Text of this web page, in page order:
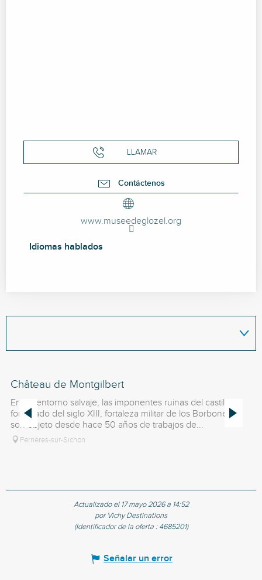
LLAMAR
Contáctenos
www.museedeglozel.org
Idiomas hablados
Idiomas hablados
Château de Montgilbert
En un entorno salvaje, las imponentes ruinas del castillo
fortificado del siglo XIII, fortaleza militar de los Borbones,
son objeto desde hace 50 años de trabajos de...
Ferrières-sur-Sichon
Actualizado el 17 mayo 2026 a 14:52
por Vichy Destinations
(Identificador de la oferta : 4685201)
Señalar un error